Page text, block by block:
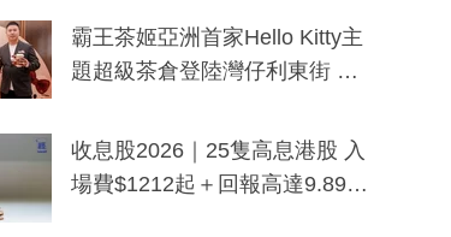
分鐘生成「貼地」宣傳短片
霸王茶姬亞洲首家Hello Kitty主
題超級茶倉登陸灣仔利東街 推
y及香港限定特調系列
收息股2026｜25隻高息港股 入
場費$1212起＋回報高達9.89